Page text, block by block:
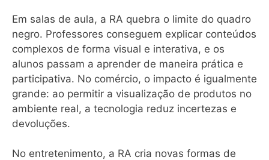
Em salas de aula, a RA quebra o limite do quadro
negro. Professores conseguem explicar conteúdos
complexos de forma visual e interativa, e os
alunos passam a aprender de maneira prática e
participativa. No comércio, o impacto é igualmente
grande: ao permitir a visualização de produtos no
ambiente real, a tecnologia reduz incertezas e
devoluções.
No entretenimento, a RA cria novas formas de